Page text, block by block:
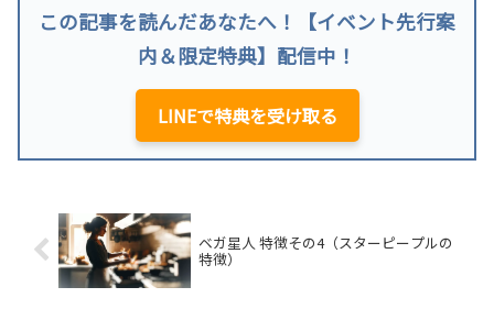
この記事を読んだあなたへ！【イベント先行案
内＆限定特典】配信中！
LINEで特典を受け取る
ベガ星人 特徴その4（スターピープルの
特徴）